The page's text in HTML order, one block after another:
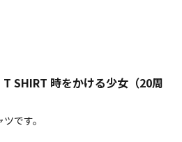
SHIRT 時をかける少女（20周
です。